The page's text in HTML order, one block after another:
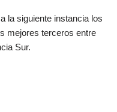
la siguiente instancia los
mejores terceros entre
Sur.